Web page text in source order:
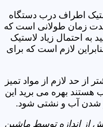
اطراف درب دستگاه
مدت زمان طولانی است که
به احتمال زیاد لاستیک
لازم است که برای
از حد لازم از مواد تمیز
هستند بهره می برید این
شدن آب و نشتی شود.
از اندازه توسط ماشین